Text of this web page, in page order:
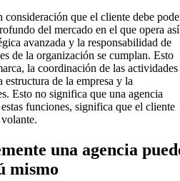
consideración que el cliente debe
del mercado en el que opera así
avanzada y la responsabilidad de
de la organización se cumplan. Esto
la coordinación de las actividades
de la empresa y la
Esto no significa que una agencia
funciones, significa que el cliente
una agencia
mismo